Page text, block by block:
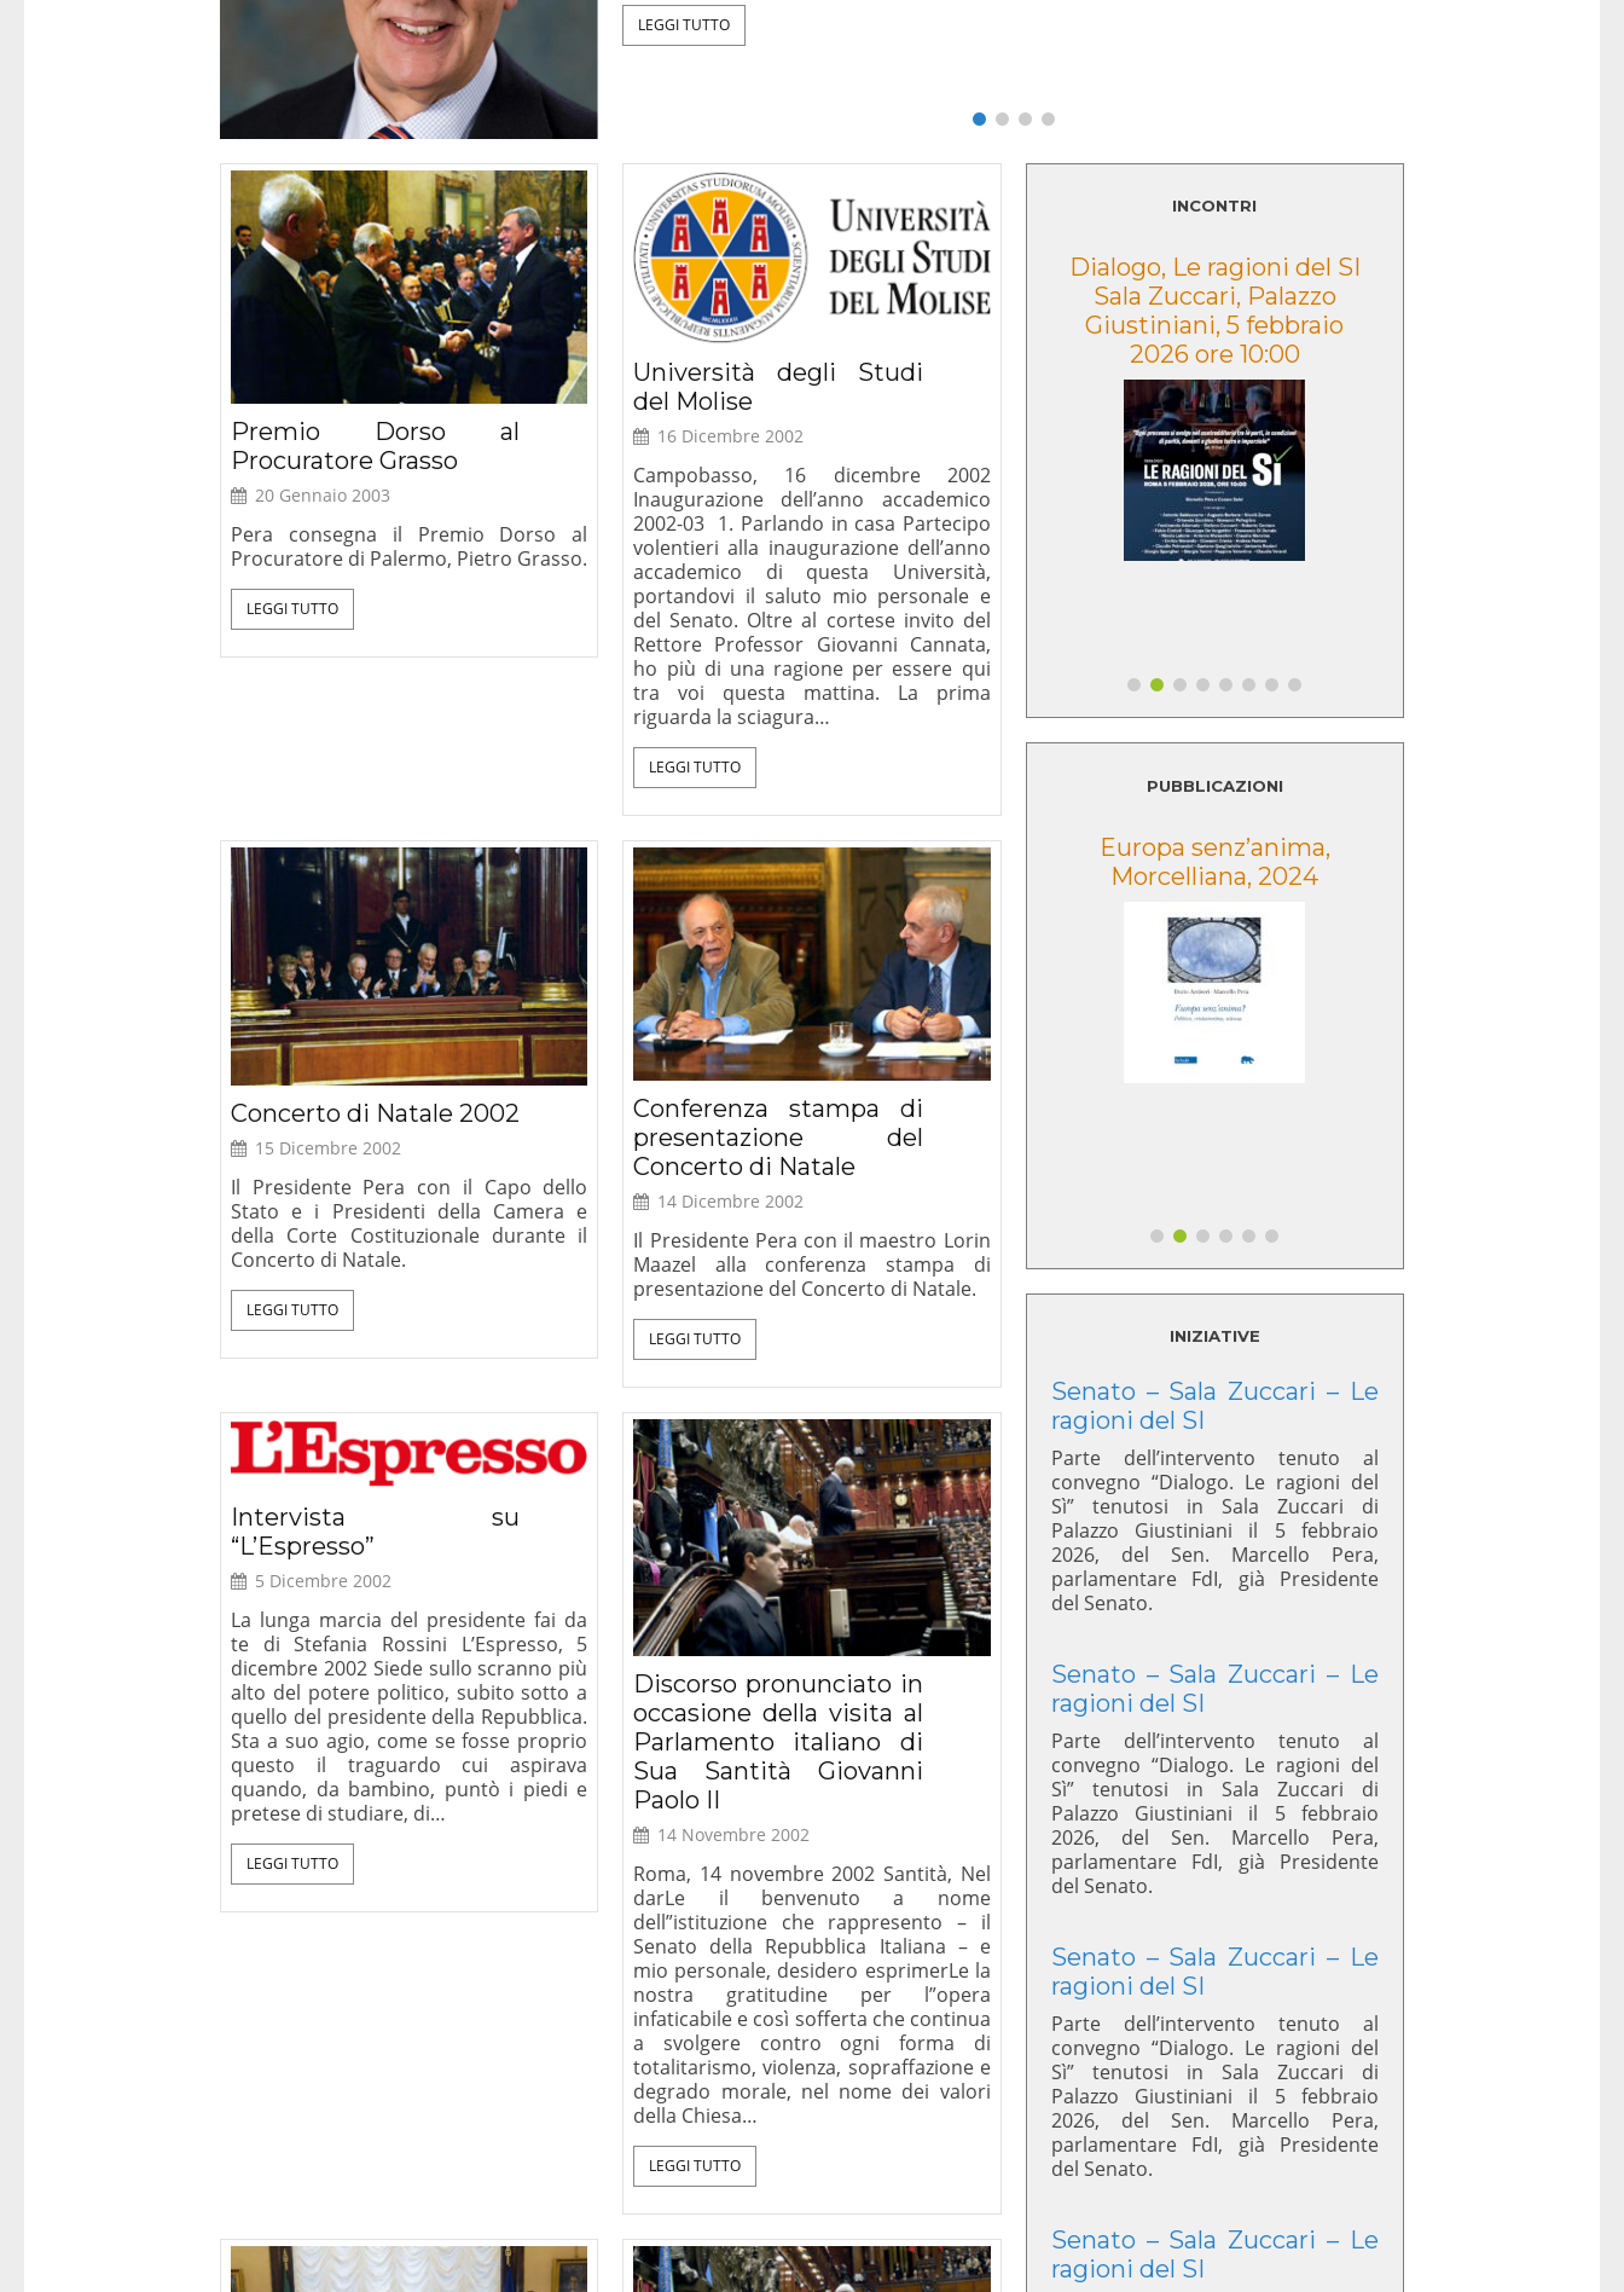
Premio Dorso al
Procuratore Grasso
20 Gennaio 2003
Pera consegna il Premio Dorso al
Procuratore di Palermo, Pietro Grasso.
LEGGI TUTTO
Università degli Studi
del Molise
16 Dicembre 2002
Campobasso, 16 dicembre 2002
Inaugurazione dell’anno accademico
2002-03 1. Parlando in casa Partecipo
volentieri alla inaugurazione dell’anno
accademico di questa Università,
portandovi il saluto mio personale e
del Senato. Oltre al cortese invito del
Rettore Professor Giovanni Cannata,
ho più di una ragione per essere qui
tra voi questa mattina. La prima
riguarda la sciagura…
LEGGI TUTTO
Concerto di Natale 2002
15 Dicembre 2002
Il Presidente Pera con il Capo dello
Stato e i Presidenti della Camera e
della Corte Costituzionale durante il
Concerto di Natale.
LEGGI TUTTO
Conferenza stampa di
presentazione del
Concerto di Natale
14 Dicembre 2002
Il Presidente Pera con il maestro Lorin
Maazel alla conferenza stampa di
presentazione del Concerto di Natale.
LEGGI TUTTO
Intervista su
“L’Espresso”
5 Dicembre 2002
La lunga marcia del presidente fai da
te di Stefania Rossini L’Espresso, 5
dicembre 2002 Siede sullo scranno più
alto del potere politico, subito sotto a
quello del presidente della Repubblica.
Sta a suo agio, come se fosse proprio
questo il traguardo cui aspirava
quando, da bambino, puntò i piedi e
pretese di studiare, di…
LEGGI TUTTO
Discorso pronunciato in
occasione della visita al
Parlamento italiano di
Sua Santità Giovanni
Paolo II
14 Novembre 2002
Roma, 14 novembre 2002 Santità, Nel
darLe il benvenuto a nome
dell”istituzione che rappresento – il
Senato della Repubblica Italiana – e
mio personale, desidero esprimerLe la
nostra gratitudine per l”opera
infaticabile e così sofferta che continua
a svolgere contro ogni forma di
totalitarismo, violenza, sopraffazione e
degrado morale, nel nome dei valori
della Chiesa…
LEGGI TUTTO
INCONTRI
Roma – Presentazione
del libro “Diritti umani e
Cristianesimo”
Critica della ragion
secolare, Le Lettere, 2025
Dialogo, Le ragioni del SI
Sala Zuccari, Palazzo
Giustiniani, 5 febbraio
2026 ore 10:00
PUBBLICAZIONI
Perché dobbiamo dirci
cristiani, con una Lettera-
prefazione di J. Ratzinger
(Benedetto XVI),
Mondadori, Milano 2008
Critica della ragion
secolare, Le Lettere, 2025
Europa senz’anima,
Morcelliana, 2024
INIZIATIVE
Senato – Sala Zuccari – Le
ragioni del SI
Parte dell’intervento tenuto al
convegno “Dialogo. Le ragioni del
Sì” tenutosi in Sala Zuccari di
Palazzo Giustiniani il 5 febbraio
2026, del Sen. Marcello Pera,
parlamentare FdI, già Presidente
del Senato.
Senato – Sala Zuccari – Le
ragioni del SI
Parte dell’intervento tenuto al
convegno “Dialogo. Le ragioni del
Sì” tenutosi in Sala Zuccari di
Palazzo Giustiniani il 5 febbraio
2026, del Sen. Marcello Pera,
parlamentare FdI, già Presidente
del Senato.
Senato – Sala Zuccari – Le
ragioni del SI
Parte dell’intervento tenuto al
convegno “Dialogo. Le ragioni del
Sì” tenutosi in Sala Zuccari di
Palazzo Giustiniani il 5 febbraio
2026, del Sen. Marcello Pera,
parlamentare FdI, già Presidente
del Senato.
Senato – Sala Zuccari – Le
ragioni del SI